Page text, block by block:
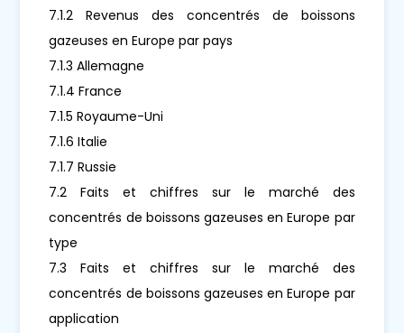
7.1.2 Revenus des concentrés de boissons
gazeuses en Europe par pays
7.1.3 Allemagne
7.1.4 France
7.1.5 Royaume-Uni
7.1.6 Italie
7.1.7 Russie
7.2 Faits et chiffres sur le marché des
concentrés de boissons gazeuses en Europe par
type
7.3 Faits et chiffres sur le marché des
concentrés de boissons gazeuses en Europe par
application